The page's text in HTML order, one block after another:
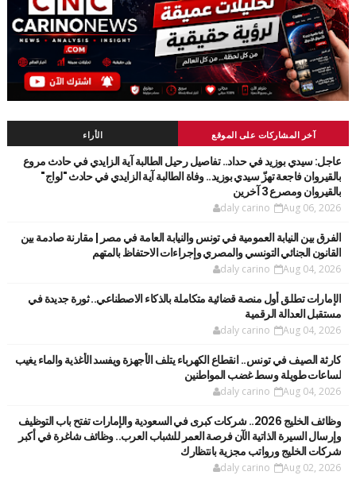
آخر المشاركات على الموقع الأراء
عاجل: سيدي بوزيد في حداد.. تفاصيل رحيل الطالبة آية الزايدي في حادث مروع
بالقيروان فاجعة تهزّ سيدي بوزيد.. وفاة الطالبة آية الزايدي في حادث "لواج"
بالقيروان ومصرع 3 آخرين
daly carino Aug 06, 2026
الفرق بين النيابة العمومية في تونس والنيابة العامة في مصر | مقارنة صادمة بين
القانون الجنائي التونسي والمصري وإجراءات الاحتفاظ بالمتهم
daly carino Aug 04, 2026
الإمارات تطلق أول منصة قضائية متكاملة بالذكاء الاصطناعي.. ثورة جديدة في
مستقبل العدالة الرقمية
daly carino Aug 04, 2026
كارثة الصيف في تونس.. انقطاع الكهرباء يتلف الأجهزة ويفسد الأغذية والماء يغيب
لساعات طويلة وسط غضب المواطنين
daly carino Aug 04, 2026
وظائف الخليج 2026.. شركات كبرى في السعودية والإمارات تفتح باب التوظيف
وإرسال السيرة الذاتية الآن فرصة العمر للشباب العرب.. وظائف شاغرة في أكبر
شركات الخليج ورواتب مجزية بانتظارك
daly carino Aug 02, 2026